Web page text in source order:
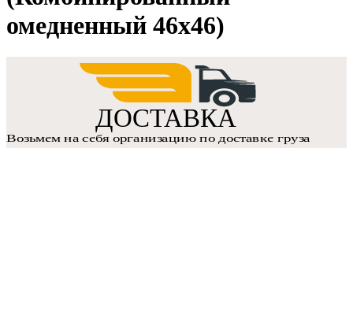
омедненный 46х46)